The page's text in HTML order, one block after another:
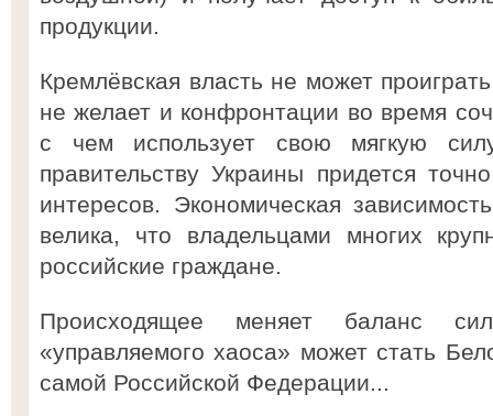
продукции.
Кремлёвская власть не может
не желает и конфронтации во время
с чем использует свою мягкую
правительству Украины придется
интересов. Экономическая
велика, что владельцами многих
российские граждане.
Происходящее меняет баланс
«управляемого хаоса» может стать
самой Российской Федерации...